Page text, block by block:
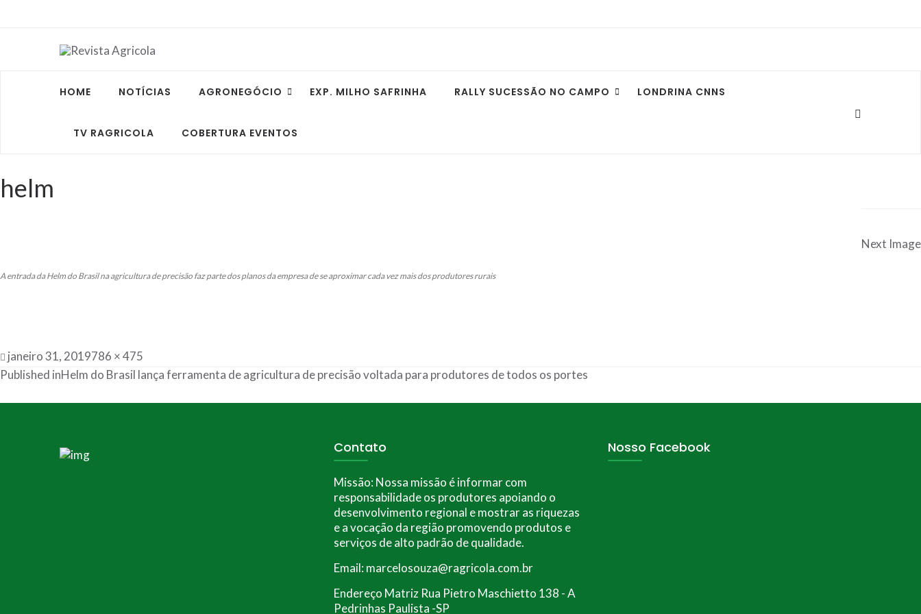
HOME NOTÍCIAS AGRONEGÓCIO EXP. MILHO SAFRINHA RALLY SUCESSÃO NO CAMPO LONDRINA CNNS
TV RAGRICOLA COBERTURA EVENTOS
helm
Next Image
A entrada da Helm do Brasil na agricultura de precisão faz parte dos planos da empresa de se aproximar cada vez mais dos produtores rurais
janeiro 31, 2019786 × 475
Published inHelm do Brasil lança ferramenta de agricultura de precisão voltada para produtores de todos os portes
Contato
Missão:Nossa missão é informar com
responsabilidade os produtores apoiando o
desenvolvimento regional e mostrar as riquezas
e a vocação da região promovendo produtos e
serviços de alto padrão de qualidade.
Email: marcelosouza@ragricola.com.br
Endereço Matriz Rua Pietro Maschietto 138 - A
Pedrinhas Paulista -SP
Nosso Facebook